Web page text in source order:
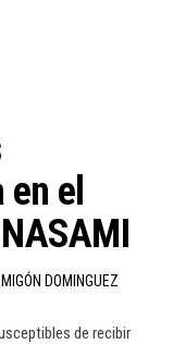
el
DOMINGUEZ
de recibir